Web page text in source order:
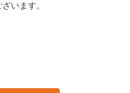
います。